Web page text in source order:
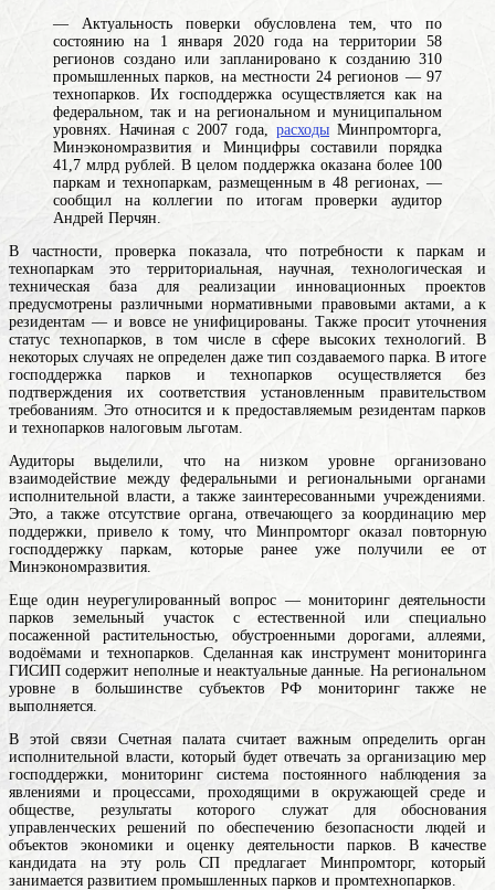
— Актуальность поверки обусловлена тем, что по
состоянию на 1 января 2020 года на территории 58
регионов создано или запланировано к созданию 310
промышленных парков, на местности 24 регионов — 97
технопарков. Их господдержка осуществляется как на
федеральном, так и на региональном и муниципальном
уровнях. Начиная с 2007 года, расходы Минпромторга,
Минэкономразвития и Минцифры составили порядка
41,7 млрд рублей. В целом поддержка оказана более 100
паркам и технопаркам, размещенным в 48 регионах, —
сообщил на коллегии по итогам проверки аудитор
Андрей Перчян.
В частности, проверка показала, что потребности к паркам и
технопаркамэто территориальная, научная, технологическая и
техническая база для реализации инновационных проектов
предусмотрены различными нормативными правовыми актами, а к
резидентам — и вовсе не унифицированы. Также просит уточнения
статус технопарков, в том числе в сфере высоких технологий. В
некоторых случаях не определен даже тип создаваемого парка. В итоге
господдержка парков и технопарков осуществляется без
подтверждения их соответствия установленным правительством
требованиям. Это относится и к предоставляемым резидентам парков
и технопарков налоговым льготам.
Аудиторы выделили, что на низком уровне организовано
взаимодействие между федеральными и региональными органами
исполнительной власти, а также заинтересованными учреждениями.
Это, а также отсутствие органа, отвечающего за координацию мер
поддержки, привело к тому, что Минпромторг оказал повторную
господдержку паркам, которые ранее уже получили ее от
Минэкономразвития.
Еще один неурегулированный вопрос — мониторинг деятельности
парков земельный участок с естественной или специально
посаженной растительностью, обустроенными дорогами, аллеями,
водоёмами и технопарков. Сделанная как инструмент мониторинга
ГИСИП содержит неполные и неактуальные данные. На региональном
уровне в большинстве субъектов РФ мониторинг также не
выполняется.
В этой связи Счетная палата считает важным определить орган
исполнительной власти, который будет отвечать за организацию мер
господдержки,мониторингсистема постоянного наблюдения за
явлениями и процессами, проходящими в окружающей среде и
обществе, результаты которого служат для обоснования
управленческих решений по обеспечению безопасности людей и
объектов экономики и оценку деятельности парков. В качестве
кандидата на эту роль СП предлагает Минпромторг, который
занимается развитием промышленных парков и промтехнопарков.